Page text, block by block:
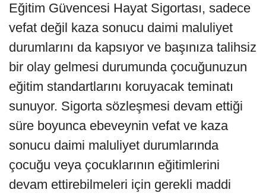
Eğitim Güvencesi Hayat Sigortası, sadece
vefat değil kaza sonucu daimi maluliyet
durumlarını da kapsıyor ve başınıza talihsiz
bir olay gelmesi durumunda çocuğunuzun
eğitim standartlarını koruyacak teminatı
sunuyor. Sigorta sözleşmesi devam ettiği
süre boyunca ebeveynin vefat ve kaza
sonucu daimi maluliyet durumlarında
çocuğu veya çocuklarının eğitimlerini
devam ettirebilmeleri için gerekli maddi